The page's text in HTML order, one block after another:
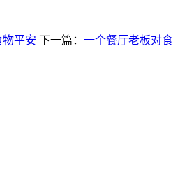
平安 下一篇： 一个餐厅老板对食